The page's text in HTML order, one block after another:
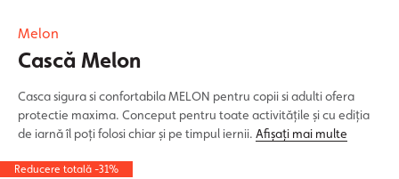
Melon
Cască Melon
Casca sigura si confortabila MELON pentru copii si adulti ofera
protectie maxima. Conceput pentru toate activitățile și cu ediția
de iarnă îl poți folosi chiar și pe timpul iernii. Afișați mai multe
Reducere totală -31%